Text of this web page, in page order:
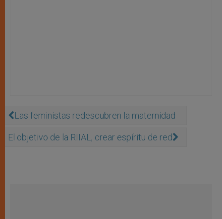
Las feministas redescubren la maternidad
El objetivo de la RIIAL, crear espíritu de red